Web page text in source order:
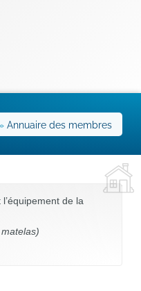
» Annuaire des membres
de la